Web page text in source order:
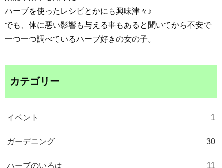
ハーブを使ったレシピとかにも興味津々♪
でも、体に悪い影響も与える事もあると聞いてから不安で
一つ一つ調べているハーブ好きの女の子。
カテゴリー
イベント 1
ガーデニング 30
ハーブのいろは 11